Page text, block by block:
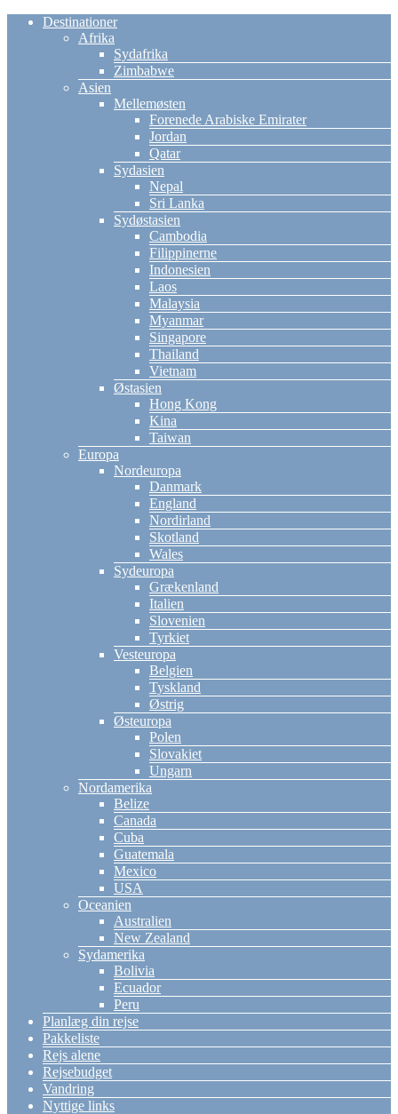
Destinationer
Afrika
Sydafrika
Zimbabwe
Asien
Mellemøsten
Forenede Arabiske Emirater
Jordan
Qatar
Sydasien
Nepal
Sri Lanka
Sydøstasien
Cambodia
Filippinerne
Indonesien
Laos
Malaysia
Myanmar
Singapore
Thailand
Vietnam
Østasien
Hong Kong
Kina
Taiwan
Europa
Nordeuropa
Danmark
England
Nordirland
Skotland
Wales
Sydeuropa
Grækenland
Italien
Slovenien
Tyrkiet
Vesteuropa
Belgien
Tyskland
Østrig
Østeuropa
Polen
Slovakiet
Ungarn
Nordamerika
Belize
Canada
Cuba
Guatemala
Mexico
USA
Oceanien
Australien
New Zealand
Sydamerika
Bolivia
Ecuador
Peru
Planlæg din rejse
Pakkeliste
Rejs alene
Rejsebudget
Vandring
Nyttige links